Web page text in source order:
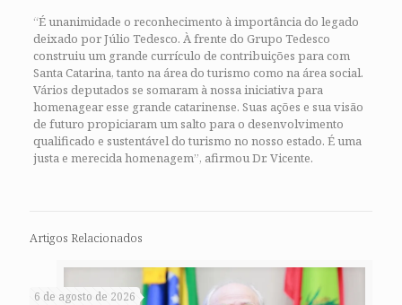
“É unanimidade o reconhecimento à importância do legado
deixado por Júlio Tedesco. À frente do Grupo Tedesco
construiu um grande currículo de contribuições para com
Santa Catarina, tanto na área do turismo como na área social.
Vários deputados se somaram à nossa iniciativa para
homenagear esse grande catarinense. Suas ações e sua visão
de futuro propiciaram um salto para o desenvolvimento
qualificado e sustentável do turismo no nosso estado. É uma
justa e merecida homenagem”, afirmou Dr. Vicente.
Artigos Relacionados
6 de agosto de 2026